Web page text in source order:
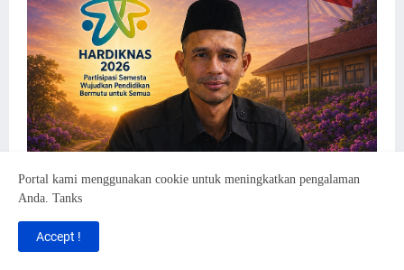
Portal kami menggunakan cookie untuk meningkatkan pengalaman
Anda. Tanks
Accept !